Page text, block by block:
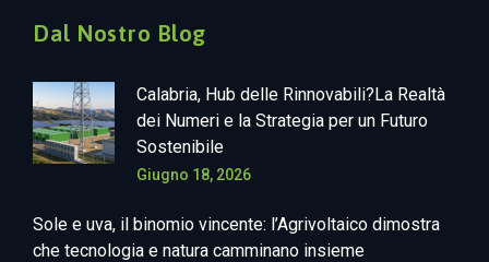
Dal Nostro Blog
Calabria, Hub delle Rinnovabili?La Realtà
dei Numeri e la Strategia per un Futuro
Sostenibile
Giugno 18, 2026
Sole e uva, il binomio vincente: l’Agrivoltaico dimostra
che tecnologia e natura camminano insieme